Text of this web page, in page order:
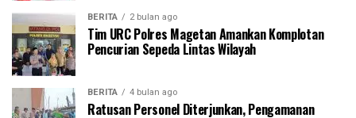
BERITA 2 bulan ago
Tim URC Polres Magetan Amankan Komplotan
Pencurian Sepeda Lintas Wilayah
BERITA 4 bulan ago
Ratusan Personel Diterjunkan, Pengamanan